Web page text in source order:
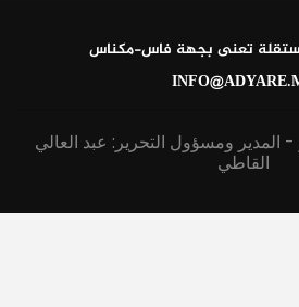
مستقلة تعنى بجهة فاس-مكناس
المدير ومسؤول التحرير: عبد العالي
القاطي